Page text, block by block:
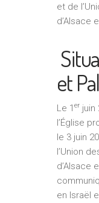
et de
d’Alsace
et
Le 1 er juin
l’Église
le 3 juin
l’Union
d’Alsace
en Israël